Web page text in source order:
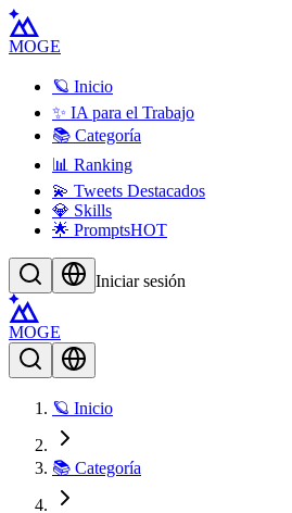
MOGE
🪐 Inicio
✨ IA para el Trabajo
📚 Categoría
📊 Ranking
💫 Tweets Destacados
💎 Skills
🌟 PromptsHOT
Iniciar sesión
MOGE
🪐 Inicio
📚 Categoría